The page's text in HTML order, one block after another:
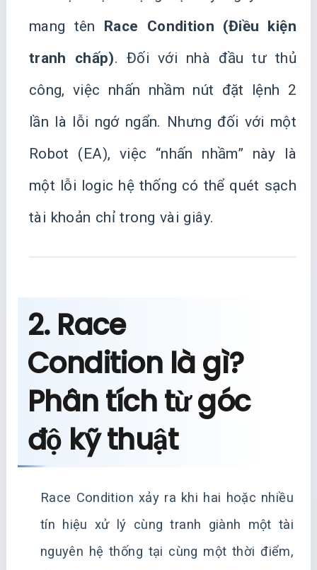
mang tên
Race Condition (Điều kiện
tranh chấp). Đối với nhà đầu tư thủ
công, việc nhấn nhầm nút đặt lệnh 2
lần là lỗi ngớ ngẩn. Nhưng đối với một
Robot (EA), việc “nhấn nhầm” này là
một lỗi logic hệ thống có thể quét sạch
tài khoản chỉ trong vài giây.
2. Race
Condition là gì?
Phân tích từ góc
độ kỹ thuật
Race Condition xảy ra khi hai hoặc nhiều
tín hiệu xử lý cùng tranh giành một tài
nguyên hệ thống tại cùng một thời điểm,